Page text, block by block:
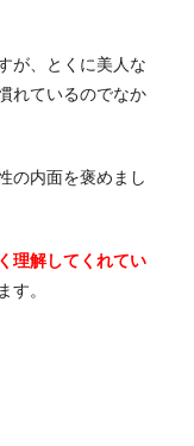
が、とくに美人な
れているのでなか
の内面を褒めまし
理解してくれてい
す。